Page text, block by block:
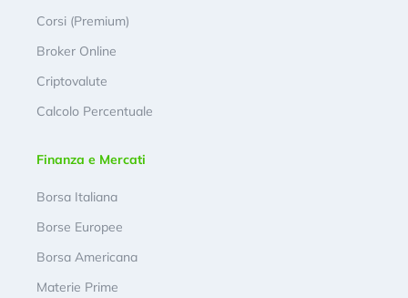
Corsi (Premium)
Broker Online
Criptovalute
Calcolo Percentuale
Finanza e Mercati
Borsa Italiana
Borse Europee
Borsa Americana
Materie Prime